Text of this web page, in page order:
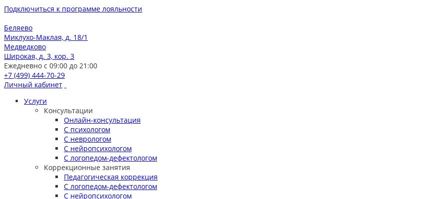
Подключиться к программе лояльности
Беляево
Миклухо-Маклая, д. 18/1
Медведково
Широкая, д. 3, кор. 3
Ежедневно с 09:00 до 21:00
+7 (499) 444-70-29
Личный кабинет
Услуги
Консультации
Онлайн-консультация
С психологом
С неврологом
С нейропсихологом
С логопедом-дефектологом
Коррекционные занятия
Педагогическая коррекция
С логопедом-дефектологом
С нейропсихологом